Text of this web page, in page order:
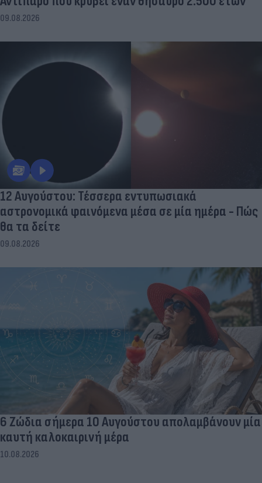
09.08.2026
12 Αυγούστου: Τέσσερα εντυπωσιακά
αστρονομικά φαινόμενα μέσα σε μία ημέρα - Πώς
θα τα δείτε
09.08.2026
6 Ζώδια σήμερα 10 Αυγούστου απολαμβάνουν μία
καυτή καλοκαιρινή μέρα
10.08.2026